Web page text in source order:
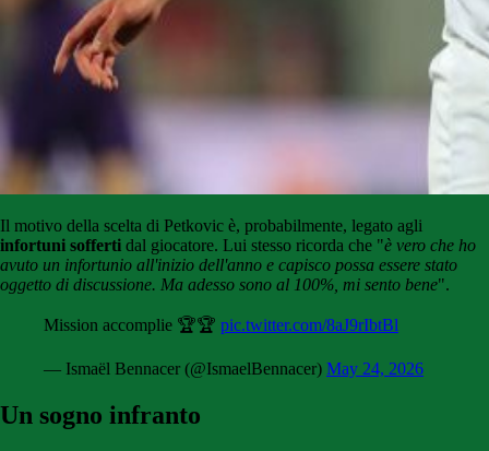
Il motivo della scelta di Petkovic è, probabilmente, legato agli
infortuni sofferti dal giocatore. Lui stesso ricorda che "è vero che ho
avuto un infortunio all'inizio dell'anno e capisco possa essere stato
oggetto di discussione. Ma adesso sono al 100%, mi sento bene".
Mission accomplie 🏆🏆 pic.twitter.com/8aJ9rIbtBl
— Ismaël Bennacer (@IsmaelBennacer) May 24, 2026
Un sogno infranto